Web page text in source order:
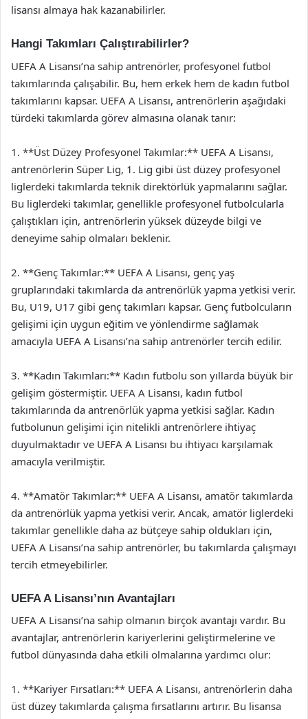
lisansı almaya hak kazanabilirler.
Hangi Takımları Çalıştırabilirler?
UEFA A Lisansı’na sahip antrenörler, profesyonel futbol
takımlarında çalışabilir. Bu, hem erkek hem de kadın futbol
takımlarını kapsar. UEFA A Lisansı, antrenörlerin aşağıdaki
türdeki takımlarda görev almasına olanak tanır:
1. **Üst Düzey Profesyonel Takımlar:** UEFA A Lisansı,
antrenörlerin Süper Lig, 1. Lig gibi üst düzey profesyonel
liglerdeki takımlarda teknik direktörlük yapmalarını sağlar.
Bu liglerdeki takımlar, genellikle profesyonel futbolcularla
çalıştıkları için, antrenörlerin yüksek düzeyde bilgi ve
deneyime sahip olmaları beklenir.
2. **Genç Takımlar:** UEFA A Lisansı, genç yaş
gruplarındaki takımlarda da antrenörlük yapma yetkisi verir.
Bu, U19, U17 gibi genç takımları kapsar. Genç futbolcuların
gelişimi için uygun eğitim ve yönlendirme sağlamak
amacıyla UEFA A Lisansı’na sahip antrenörler tercih edilir.
3. **Kadın Takımları:** Kadın futbolu son yıllarda büyük bir
gelişim göstermiştir. UEFA A Lisansı, kadın futbol
takımlarında da antrenörlük yapma yetkisi sağlar. Kadın
futbolunun gelişimi için nitelikli antrenörlere ihtiyaç
duyulmaktadır ve UEFA A Lisansı bu ihtiyacı karşılamak
amacıyla verilmiştir.
4. **Amatör Takımlar:** UEFA A Lisansı, amatör takımlarda
da antrenörlük yapma yetkisi verir. Ancak, amatör liglerdeki
takımlar genellikle daha az bütçeye sahip oldukları için,
UEFA A Lisansı’na sahip antrenörler, bu takımlarda çalışmayı
tercih etmeyebilirler.
UEFA A Lisansı’nın Avantajları
UEFA A Lisansı’na sahip olmanın birçok avantajı vardır. Bu
avantajlar, antrenörlerin kariyerlerini geliştirmelerine ve
futbol dünyasında daha etkili olmalarına yardımcı olur:
1. **Kariyer Fırsatları:** UEFA A Lisansı, antrenörlerin daha
üst düzey takımlarda çalışma fırsatlarını artırır. Bu lisansa